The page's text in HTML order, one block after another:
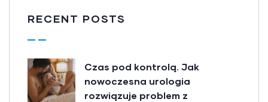
RECENT POSTS
Czas pod kontrolą. Jak
nowoczesna urologia
rozwiązuje problem z